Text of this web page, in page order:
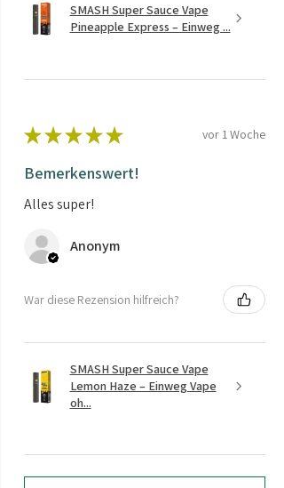
SMASH Super Sauce Vape
Pineapple Express – Einweg ...
★ ★ ★ ★ ★ vor 1 Woche
Bemerkenswert!
Alles super!
Anonym
War diese Rezension hilfreich?
SMASH Super Sauce Vape
Lemon Haze – Einweg Vape
oh...